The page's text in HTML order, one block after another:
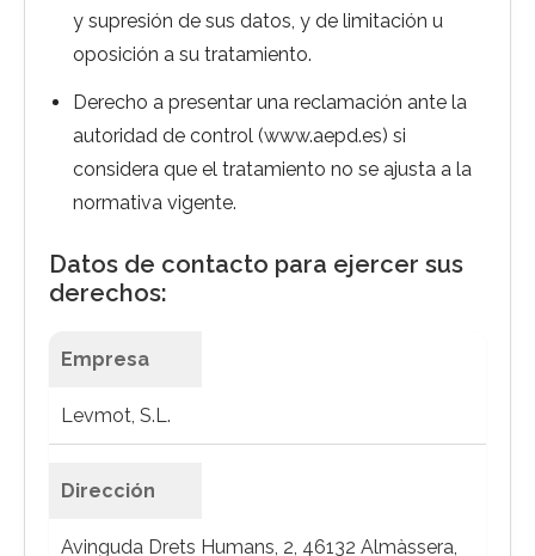
y supresión de sus datos, y de limitación u
oposición a su tratamiento.
Derecho a presentar una reclamación ante la
autoridad de control (www.aepd.es) si
considera que el tratamiento no se ajusta a la
normativa vigente.
Datos de contacto para ejercer sus
derechos:
Empresa
Levmot, S.L.
Dirección
Avinguda Drets Humans, 2, 46132 Almàssera,